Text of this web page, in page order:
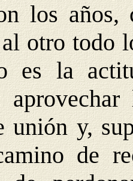
los años,
otro todo
es la
unión y,
de